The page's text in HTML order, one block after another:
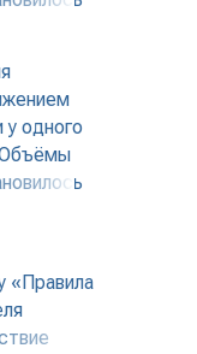
одного
Объёмы
«Правила